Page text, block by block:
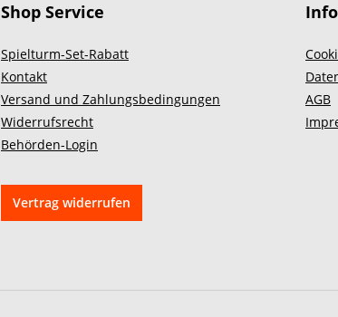
Shop Service
Spielturm-Set-Rabatt
Kontakt
Versand und Zahlungsbedingungen
Widerrufsrecht
Behörden-Login
Vertrag widerrufen
AGB